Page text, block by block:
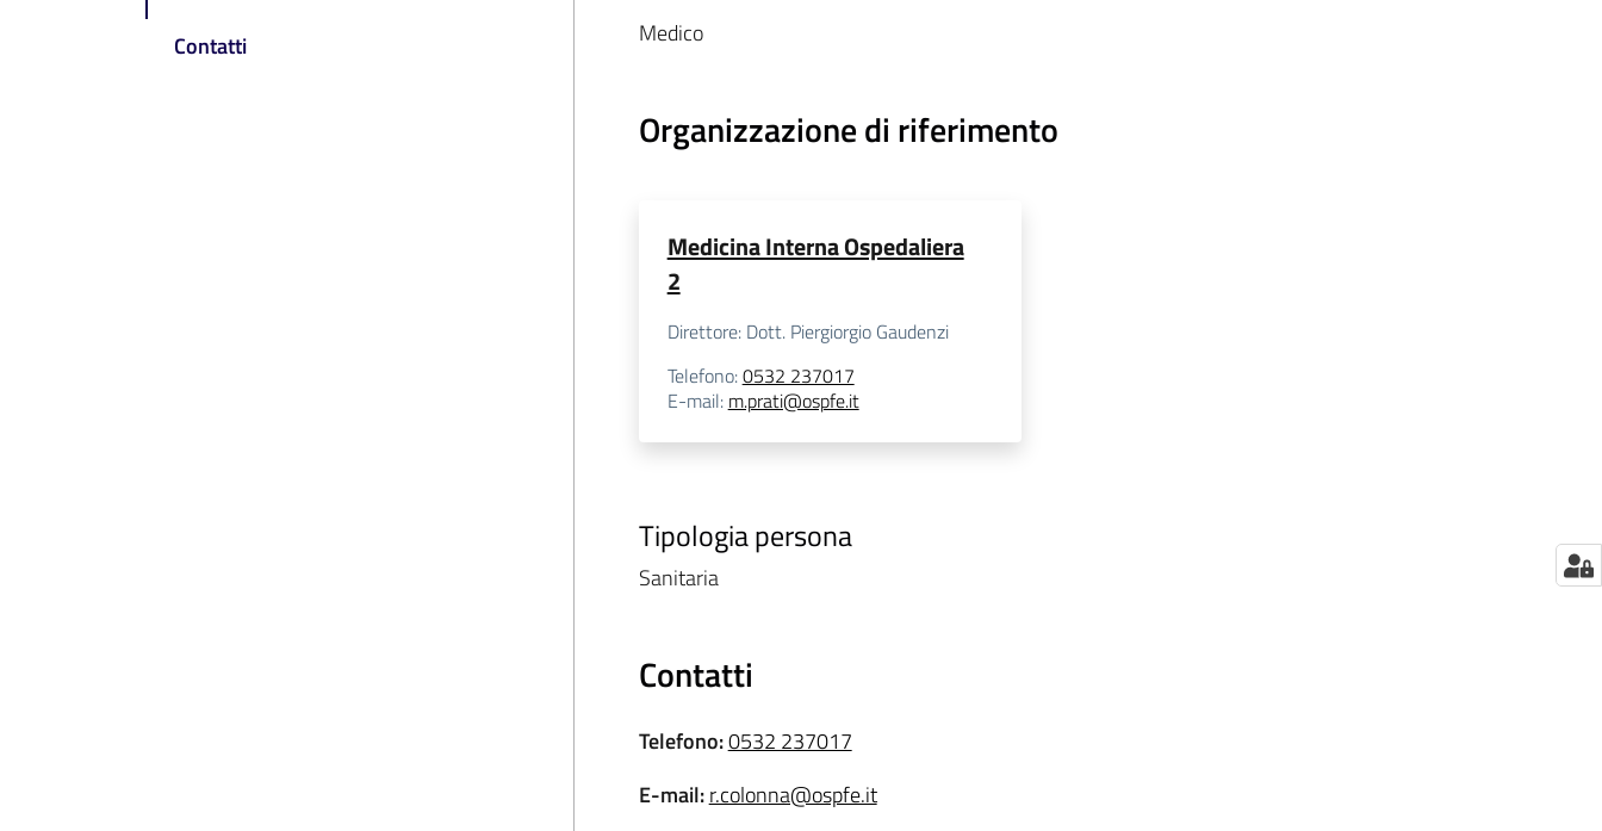
Contatti
Medico
Organizzazione di riferimento
Medicina Interna Ospedaliera
2
Direttore: Dott. Piergiorgio Gaudenzi
Telefono:0532 237017
E-mail: m.prati@ospfe.it
Tipologia persona
Sanitaria
Contatti
Telefono:0532 237017
E-mail:r.colonna@ospfe.it